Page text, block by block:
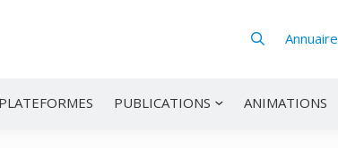
Annuaire
PLATEFORMES PUBLICATIONS ANIMATIONS